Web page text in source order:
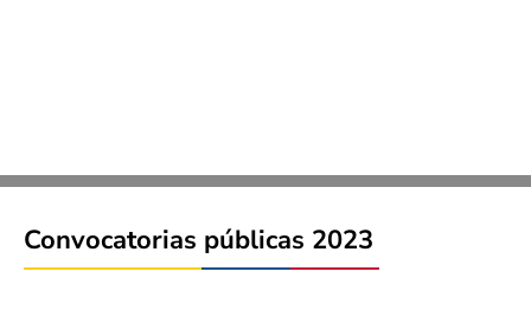
Convocatorias públicas 2023